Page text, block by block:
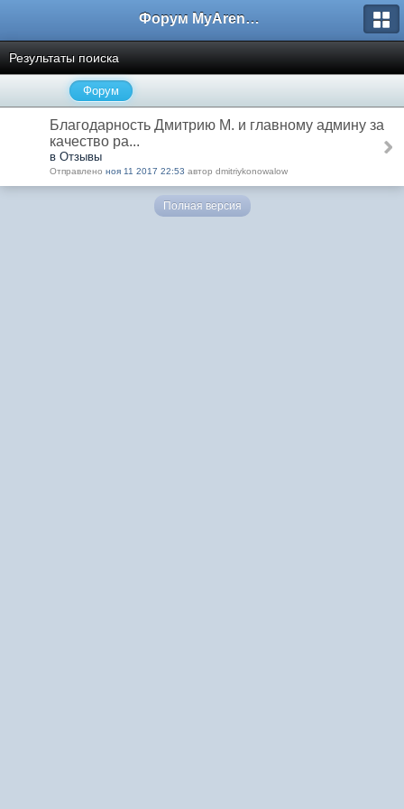
Форум MyArena.ru
Результаты поиска
Форум
Благодарность Дмитрию М. и главному админу за
качество ра...
в Отзывы
Отправлено ноя 11 2017 22:53 автор dmitriykonowalow
Полная версия